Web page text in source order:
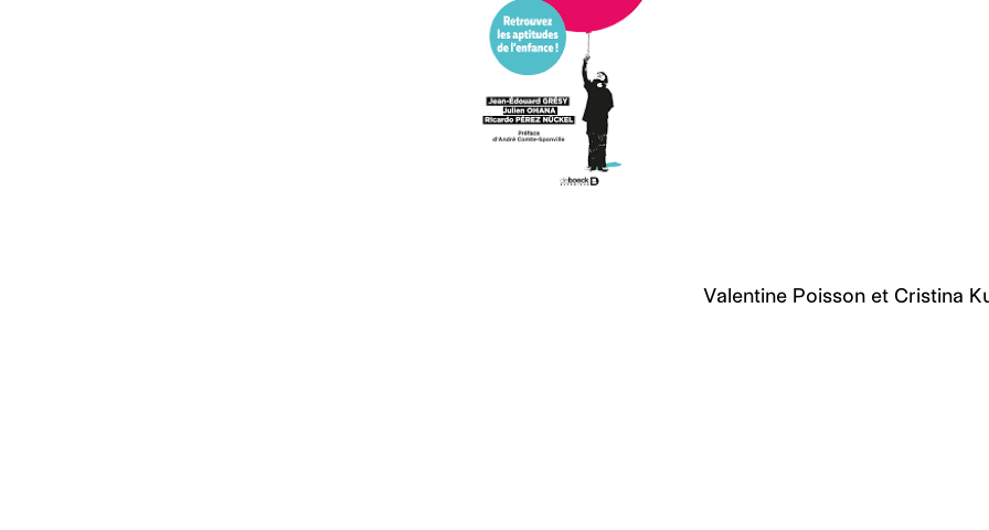
Valentine Poisson et Cristina